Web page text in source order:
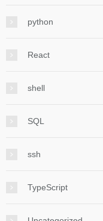
python
React
shell
SQL
ssh
TypeScript